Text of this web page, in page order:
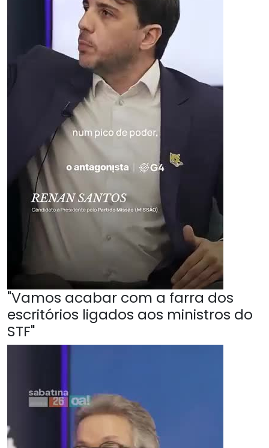
"Vamos acabar com a farra dos
escritórios ligados aos ministros do
STF"